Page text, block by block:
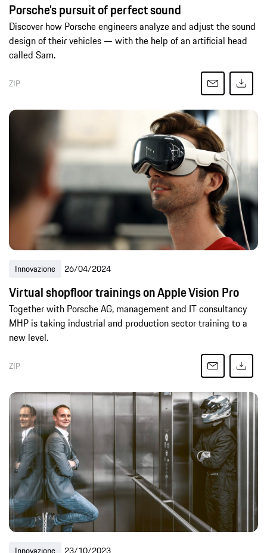
Porsche’s pursuit of perfect sound
Discover how Porsche engineers analyze and adjust the sound
design of their vehicles — with the help of an artificial head
called Sam.
ZIP
Innovazione 26/04/2024
Virtual shopfloor trainings on Apple Vision Pro
Together with Porsche AG, management and IT consultancy
MHP is taking industrial and production sector training to a
new level.
ZIP